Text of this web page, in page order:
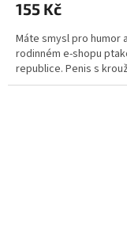
155 Kč
Máte smysl pro humor
rodinném e-shopu
republice. Penis s